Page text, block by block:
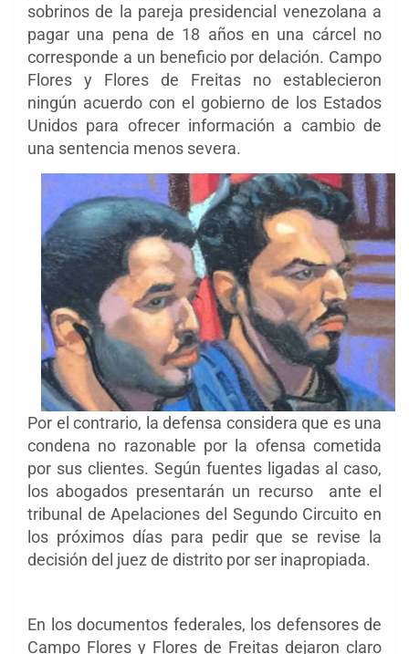
sobrinos de la pareja presidencial venezolana a
pagar una pena de 18 años en una cárcel no
corresponde a un beneficio por delación. Campo
Flores y Flores de Freitas no establecieron
ningún acuerdo con el gobierno de los Estados
Unidos para ofrecer información a cambio de
una sentencia menos severa.
Por el contrario, la defensa considera que es una
condena no razonable por la ofensa cometida
por sus clientes. Según fuentes ligadas al caso,
los abogados presentarán un recurso ante el
tribunal de Apelaciones del Segundo Circuito en
los próximos días para pedir que se revise la
decisión del juez de distrito por ser inapropiada.
En los documentos federales, los defensores de
Campo Flores y Flores de Freitas dejaron claro